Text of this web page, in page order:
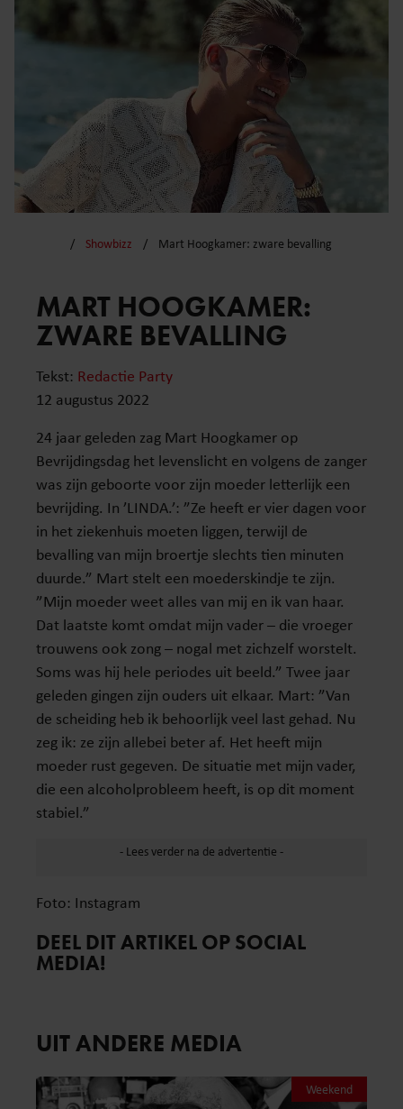
Showbizz Mart Hoogkamer: zware bevalling
MART HOOGKAMER:
ZWARE BEVALLING
Tekst: Redactie Party
12 augustus 2022
24 jaar geleden zag Mart Hoogkamer op
Bevrijdingsdag het levenslicht en volgens de zanger
was zijn geboorte voor zijn moeder letterlijk een
bevrijding. In ’LINDA.’: ”Ze heeft er vier dagen voor
in het ziekenhuis moeten liggen, terwijl de
bevalling van mijn broertje slechts tien minuten
duurde.” Mart stelt een moederskindje te zijn.
”Mijn moeder weet alles van mij en ik van haar.
Dat laatste komt omdat mijn vader – die vroeger
trouwens ook zong – nogal met zichzelf worstelt.
Soms was hij hele periodes uit beeld.” Twee jaar
geleden gingen zijn ouders uit elkaar. Mart: ”Van
de scheiding heb ik behoorlijk veel last gehad. Nu
zeg ik: ze zijn allebei beter af. Het heeft mijn
moeder rust gegeven. De situatie met mijn vader,
die een alcoholprobleem heeft, is op dit moment
stabiel.”
Foto: Instagram
DEEL DIT ARTIKEL OP SOCIAL
MEDIA!
UIT ANDERE MEDIA
Weekend